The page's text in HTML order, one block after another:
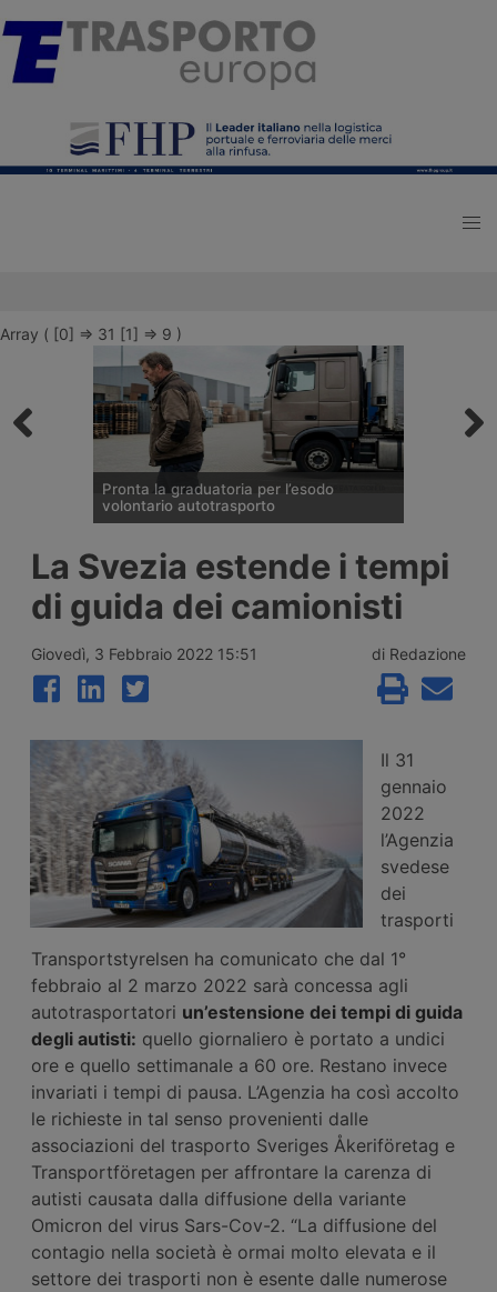
Array ( [0] => 31 [1] => 9 )
Pronta la graduatoria per l’esodo
volontario autotrasporto
degli Autotrasportatori ha pubblicato
l’elenco delle 133 imprese monoveicolari
ammesse agli incentivi da 15mila euro per
l’uscita volontaria dal mercato, nell’ambito
per il 2026.
La Svezia estende i tempi
di guida dei camionisti
Giovedì, 3 Febbraio 2022 15:51 di Redazione
Il 31
gennaio
2022
l’Agenzia
svedese
dei
trasporti
Transportstyrelsen ha comunicato che dal 1°
febbraio al 2 marzo 2022 sarà concessa agli
autotrasportatori un’estensione dei tempi di guida
degli autisti: quello giornaliero è portato a undici
ore e quello settimanale a 60 ore. Restano invece
invariati i tempi di pausa. L’Agenzia ha così accolto
le richieste in tal senso provenienti dalle
associazioni del trasporto Sveriges Åkeriföretag e
Transportföretagen per affrontare la carenza di
autisti causata dalla diffusione della variante
Omicron del virus Sars-Cov-2. “La diffusione del
contagio nella società è ormai molto elevata e il
settore dei trasporti non è esente dalle numerose